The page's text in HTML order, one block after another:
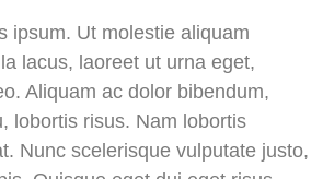
ipsum. Ut molestie aliquam
lacus, laoreet ut urna eget,
Aliquam ac dolor bibendum,
lobortis risus. Nam lobortis
Nunc scelerisque vulputate justo,